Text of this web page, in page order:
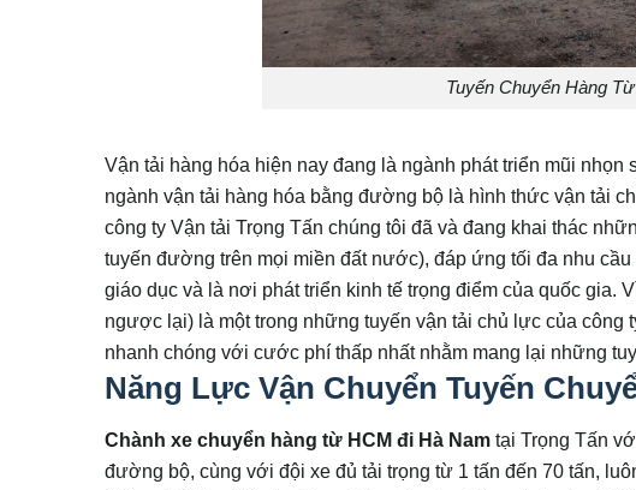
Tuyến Chuyển Hàng
Vận tải hàng hóa hiện nay đang là ngành phát triển mũi
ngành vận tải hàng hóa bằng đường bộ là hình thức vận tải
công ty Vận tải Trọng Tấn chúng tôi đã và đang khai thác
tuyến đường trên mọi miền đất nước), đáp ứng tối đa nhu
giáo dục và là nơi phát triển kinh tế trọng điểm của quốc gia.
ngược lại) là một trong những tuyến vận tải chủ lực của
nhanh chóng với cước phí thấp nhất nhằm mang lại những
Năng Lực Vận Chuyển Tuyến
Chành xe chuyển hàng từ HCM đi Hà Nam tại Trọng Tấn
đường bộ, cùng với đội xe đủ tải trọng từ 1 tấn đến 70 tấn,